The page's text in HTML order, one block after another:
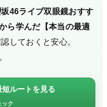
46ライブ双眼鏡おすす
ら学んだ【本当の最適
しておくと安心。
ルートを見る
ック